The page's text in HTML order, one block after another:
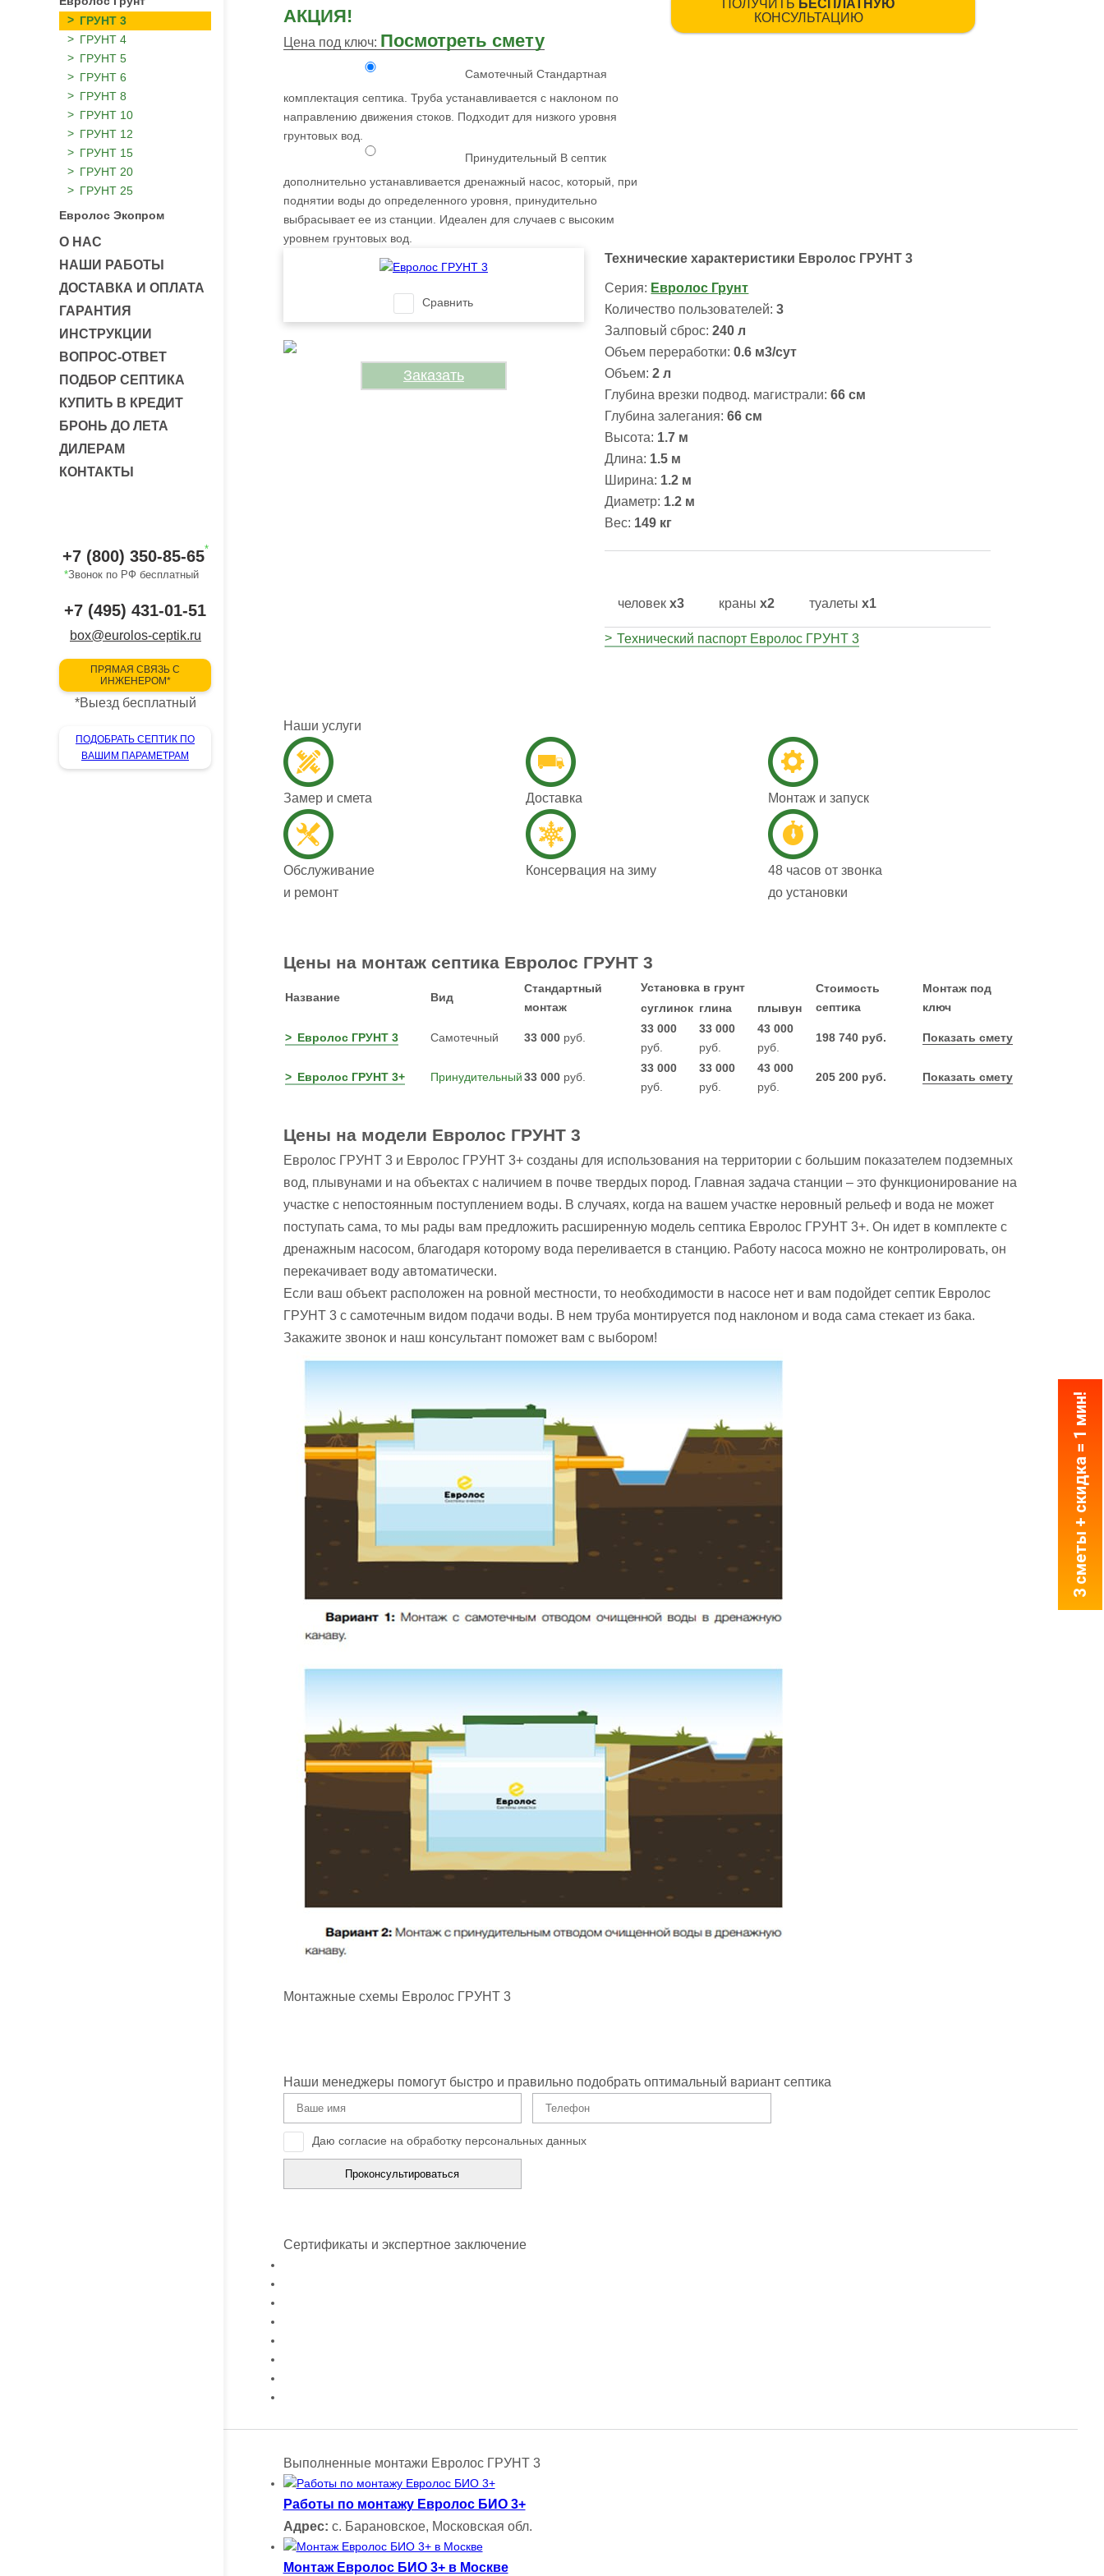
ГРУНТ 3
ГРУНТ 4
ГРУНТ 5
ГРУНТ 6
ГРУНТ 8
ГРУНТ 10
ГРУНТ 12
ГРУНТ 15
ГРУНТ 20
ГРУНТ 25
Евролос Экопром
О НАС
НАШИ РАБОТЫ
ДОСТАВКА И ОПЛАТА
ГАРАНТИЯ
ИНСТРУКЦИИ
ВОПРОС-ОТВЕТ
ПОДБОР СЕПТИКА
КУПИТЬ В КРЕДИТ
БРОНЬ ДО ЛЕТА
ДИЛЕРАМ
КОНТАКТЫ
+7 (800) 350-85-65*
*Звонок по РФ бесплатный
+7 (495) 431-01-51
box@eurolos-ceptik.ru
ПРЯМАЯ СВЯЗЬ С
ИНЖЕНЕРОМ*
*Выезд бесплатный
ПОДОБРАТЬ СЕПТИК ПО
ВАШИМ ПАРАМЕТРАМ
АКЦИЯ!
Цена под ключ: Посмотреть смету
Самотечный Стандартная
комплектация септика. Труба устанавливается с наклоном по
направлению движения стоков. Подходит для низкого уровня
грунтовых вод.
Принудительный В септик
дополнительно устанавливается дренажный насос, который, при
поднятии воды до определенного уровня, принудительно
выбрасывает ее из станции. Идеален для случаев с высоким
уровнем грунтовых вод.
ПОЛУЧИТЬ БЕСПЛАТНУЮ
КОНСУЛЬТАЦИЮ
Сравнить
Заказать
Технические характеристики Евролос ГРУНТ 3
Серия: Евролос Грунт
Количество пользователей:3
Залповый сброс:240 л
Объем переработки:0.6 м3/сут
Объем:2 л
Глубина врезки подвод. магистрали:66 см
Глубина залегания:66 см
Высота: 1.7 м
Длина: 1.5 м
Ширина: 1.2 м
Диаметр: 1.2 м
Вес: 149 кг
человекх3 краных2 туалеты х1
Технический паспорт Евролос ГРУНТ 3
Наши услуги
Замер и смета Доставка Монтаж и запуск
Обслуживание
и ремонт
Консервация на зиму
48 часов от звонка
до установки
Цены на монтаж септика Евролос ГРУНТ 3
Название Вид
Стандартный
монтаж
Установка в грунт
Стоимость
септика
Монтаж под
ключ
суглинок глина плывун
Евролос ГРУНТ 3 Самотечный 33 000руб.
33 000
руб.
33 000
руб.
43 000
руб.
198 740 руб. Показать смету
Евролос ГРУНТ 3+ Принудительный33 000руб.
33 000
руб.
33 000
руб.
43 000
руб.
205 200 руб. Показать смету
Цены на модели Евролос ГРУНТ 3
Евролос ГРУНТ 3 и Евролос ГРУНТ 3+ созданы для использования на территории с большим показателем подземных
вод, плывунами и на объектах с наличием в почве твердых пород. Главная задача станции – это функционирование на
участке с непостоянным поступлением воды. В случаях, когда на вашем участке неровный рельеф и вода не может
поступать сама, то мы рады вам предложить расширенную модель септика Евролос ГРУНТ 3+. Он идет в комплекте с
дренажным насосом, благодаря которому вода переливается в станцию. Работу насоса можно не контролировать, он
перекачивает воду автоматически.
Если ваш объект расположен на ровной местности, то необходимости в насосе нет и вам подойдет септик Евролос
ГРУНТ 3 с самотечным видом подачи воды. В нем труба монтируется под наклоном и вода сама стекает из бака.
Закажите звонок и наш консультант поможет вам с выбором!
Монтажные схемы Евролос ГРУНТ 3
Наши менеджеры помогут быстро и правильно подобрать оптимальный вариант септика
Даю согласие на обработку персональных данных
Сертификаты и экспертное заключение
Выполненные монтажи Евролос ГРУНТ 3
Работы по монтажу Евролос БИО 3+
Адрес: с. Барановское, Московская обл.
Монтаж Евролос БИО 3+ в Москве
3 сметы + скидка = 1 мин!